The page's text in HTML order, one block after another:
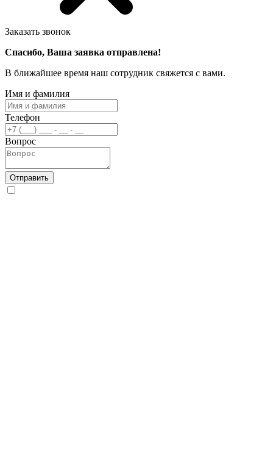
Заказать звонок
Спасибо, Ваша заявка отправлена!
В ближайшее время наш сотрудник свяжется с вами.
Имя и фамилия
Телефон
Вопрос
Отправить